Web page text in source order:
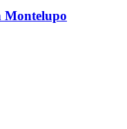
Montelupo